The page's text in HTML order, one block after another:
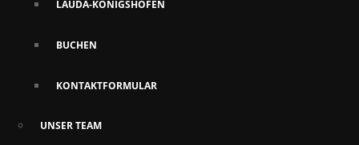
LAUDA-KÖNIGSHOFEN
BUCHEN
KONTAKTFORMULAR
UNSER TEAM